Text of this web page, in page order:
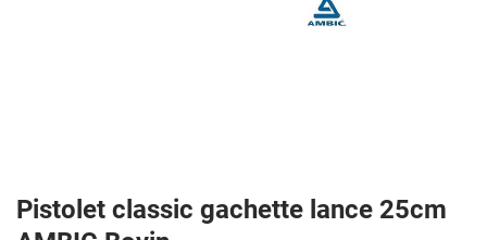
Pistolet classic gachette lance 25cm